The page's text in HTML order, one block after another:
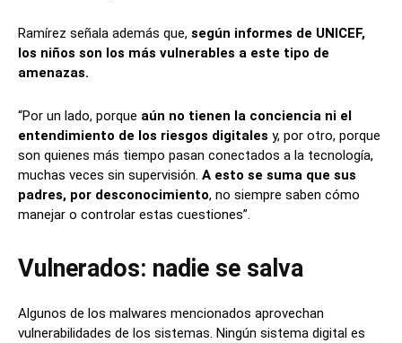
Ramírez señala además que, según informes de UNICEF,
los niños son los más vulnerables a este tipo de
amenazas.
“Por un lado, porque aún no tienen la conciencia ni el
entendimiento de los riesgos digitales y, por otro, porque
son quienes más tiempo pasan conectados a la tecnología,
muchas veces sin supervisión. A esto se suma que sus
padres, por desconocimiento, no siempre saben cómo
manejar o controlar estas cuestiones”.
Vulnerados: nadie se salva
Algunos de los malwares mencionados aprovechan
vulnerabilidades de los sistemas. Ningún sistema digital es